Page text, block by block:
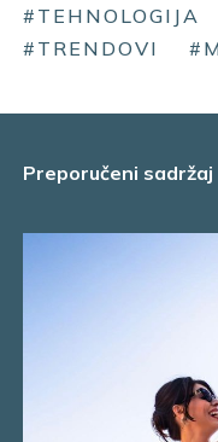
#TEHNOLOGIJA
#TRENDOVI
Preporučeni sadržaj